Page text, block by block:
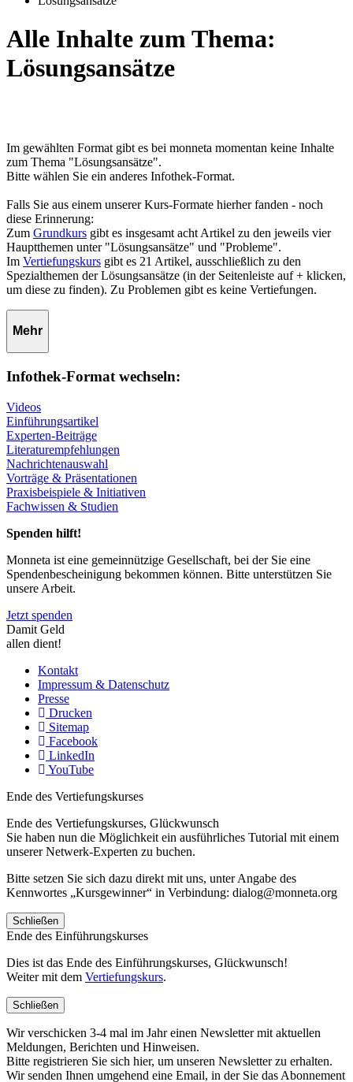
Alle Inhalte zum Thema:
Lösungsansätze
Im gewählten Format gibt es bei monneta momentan keine Inhalte
zum Thema "Lösungsansätze".
Bitte wählen Sie ein anderes Infothek-Format.
Falls Sie aus einem unserer Kurs-Formate hierher fanden - noch
diese Erinnerung:
Zum Grundkurs gibt es insgesamt acht Artikel zu den jeweils vier
Hauptthemen unter "Lösungsansätze" und "Probleme".
Im Vertiefungskurs gibt es 21 Artikel, ausschließlich zu den
Spezialthemen der Lösungsansätze (in der Seitenleiste auf + klicken,
um diese zu finden). Zu Problemen gibt es keine Vertiefungen.
Mehr
Infothek-Format wechseln:
Videos
Einführungsartikel
Experten-Beiträge
Literaturempfehlungen
Nachrichtenauswahl
Vorträge & Präsentationen
Praxisbeispiele & Initiativen
Fachwissen & Studien
Spenden hilft!
Monneta ist eine gemeinnützige Gesellschaft, bei der Sie eine
Spendenbescheinigung bekommen können. Bitte unterstützen Sie
unsere Arbeit.
Jetzt spenden
Damit Geld
allen dient!
Kontakt
Impressum & Datenschutz
Presse
Drucken
Sitemap
Facebook
LinkedIn
YouTube
Ende des Vertiefungskurses
Ende des Vertiefungskurses, Glückwunsch
Sie haben nun die Möglichkeit ein ausführliches Tutorial mit einem
unserer Netwerk-Experten zu buchen.
Bitte setzen Sie sich dazu direkt mit uns, unter Angabe des
Kennwortes „Kursgewinner“ in Verbindung: dialog@monneta.org
Schließen
Ende des Einführungskurses
Dies ist das Ende des Einführungskurses, Glückwunsch!
Weiter mit dem Vertiefungskurs.
Schließen
Wir verschicken 3-4 mal im Jahr einen Newsletter mit aktuellen
Meldungen, Berichten und Hinweisen.
Bitte registrieren Sie sich hier, um unseren Newsletter zu erhalten.
Wir senden Ihnen umgehend eine Email, in der Sie das Abonnement